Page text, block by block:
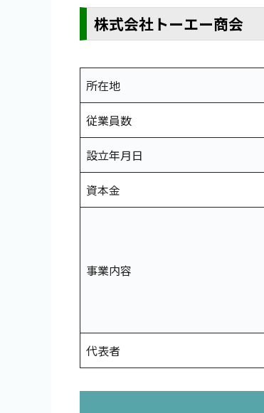
株式会社トーエー商会
所在地
従業員数
設立年月日
資本金
事業内容
代表者